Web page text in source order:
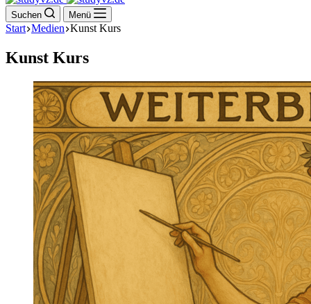
Suchen Menü
Start Medien Kunst Kurs
Kunst Kurs